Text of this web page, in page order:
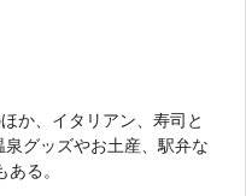
か、イタリアン、寿司と
グッズやお土産、駅弁な
る。